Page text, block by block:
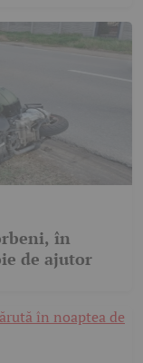
în
de ajutor